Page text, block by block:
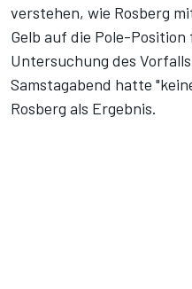
verstehen, wie Rosberg
Gelb auf die Pole-
Untersuchung des
Samstagabend hatte
Rosberg als Ergebnis.